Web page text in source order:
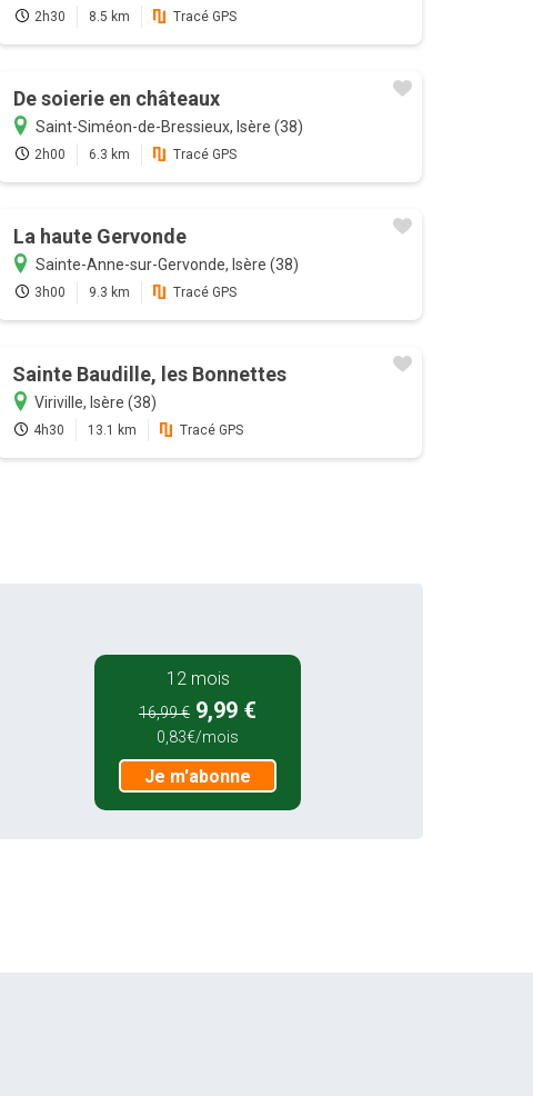
2h30 8.5 km Tracé GPS
De soierie en châteaux
Saint-Siméon-de-Bressieux, Isère (38)
2h00 6.3 km Tracé GPS
La haute Gervonde
Sainte-Anne-sur-Gervonde, Isère (38)
3h00 9.3 km Tracé GPS
Sainte Baudille, les Bonnettes
Viriville, Isère (38)
4h30 13.1 km Tracé GPS
12 mois
16,99 € 9,99 €
0,83€/mois
Je m'abonne